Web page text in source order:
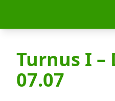
Turnus I –
07.07